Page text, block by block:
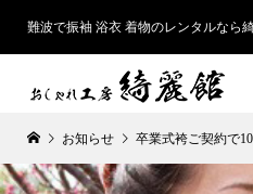
難波で振袖 浴衣 着物のレンタルなら
お知らせ 卒業式袴ご契約で